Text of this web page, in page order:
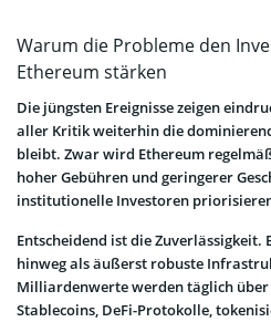
Warum die Probleme den
Ethereum stärken
Die jüngsten Ereignisse zeigen
aller Kritik weiterhin die
bleibt. Zwar wird Ethereum
hoher Gebühren und geringerer
institutionelle Investoren
Entscheidend ist die Zuverlässigkeit.
hinweg als äußerst robuste
Milliardenwerte werden täglich
Stablecoins, DeFi-Protokolle,